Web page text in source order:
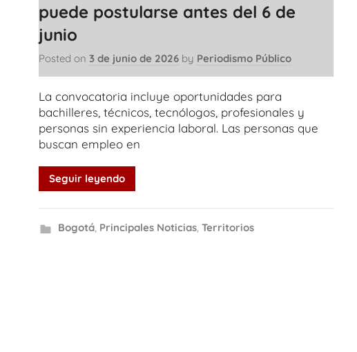
puede postularse antes del 6 de
junio
Posted on 3 de junio de 2026 by Periodismo Público
La convocatoria incluye oportunidades para
bachilleres, técnicos, tecnólogos, profesionales y
personas sin experiencia laboral. Las personas que
buscan empleo en
Seguir leyendo
Bogotá, Principales Noticias, Territorios